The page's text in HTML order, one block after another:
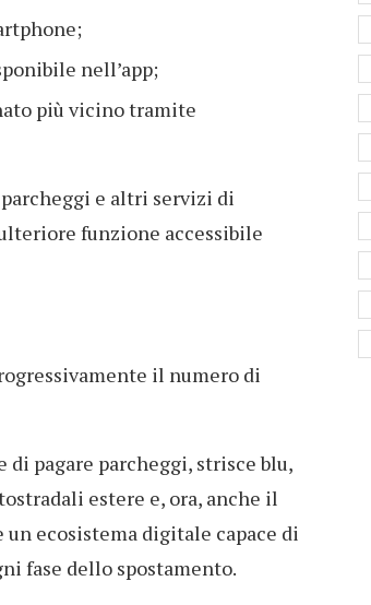
nell’app;
più vicino tramite
e altri servizi di
funzione accessibile
il numero di
pagare parcheggi, strisce blu,
estere e, ora, anche il
ecosistema digitale capace di
fase dello spostamento.